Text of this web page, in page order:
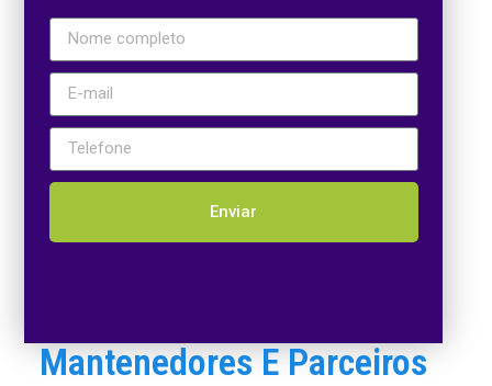
Enviar
Mantenedores E Parceiros